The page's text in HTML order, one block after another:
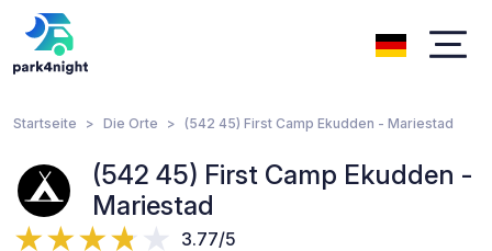
Startseite Die Orte (542 45) First Camp Ekudden - Mariestad
(542 45) First Camp Ekudden -
Mariestad
3.77/5